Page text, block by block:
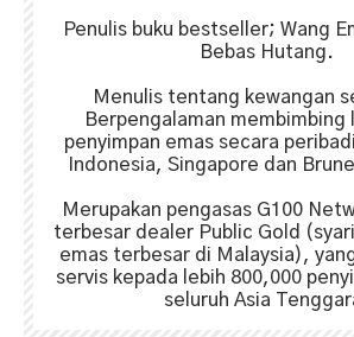
Penulis buku bestseller; Wang
Bebas Hutang.
Menulis tentang kewangan
Berpengalaman membimbing
penyimpan emas secara
Indonesia, Singapore dan
Merupakan pengasas G100
terbesar dealer Public Gold
emas terbesar di Malaysia),
servis kepada lebih 800,000
seluruh Asia